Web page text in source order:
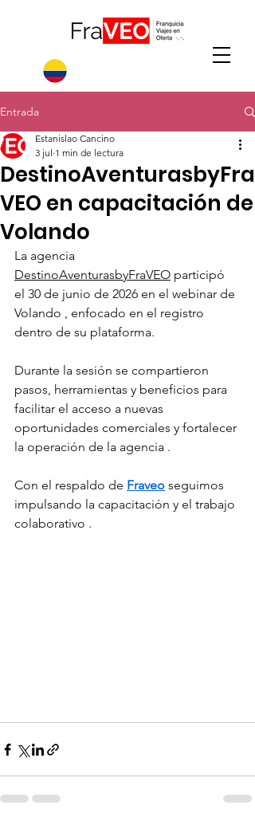
Entrada
DestinoAventurasbyFra
VEO en capacitación de
Volando
Estanislao Cancino
3 jul 1 min de lectura
La agencia
DestinoAventurasbyFraVEO participó
el 30 de junio de 2026 en el webinar de
Volando , enfocado en el registro
dentro de su plataforma.
Durante la sesión se compartieron
pasos, herramientas y beneficios para
facilitar el acceso a nuevas
oportunidades comerciales y fortalecer
la operación de la agencia .
Con el respaldo de Fraveo seguimos
impulsando la capacitación y el trabajo
colaborativo .